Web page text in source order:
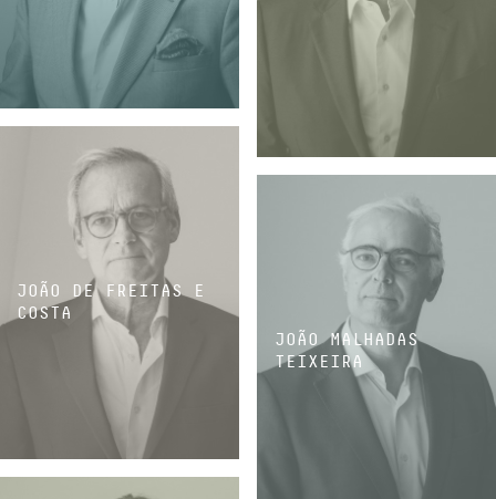
SÓCIO
SÓCIO
JOÃO DE FREITAS E
COSTA
SÓCIO
JOÃO MALHADAS
TEIXEIRA